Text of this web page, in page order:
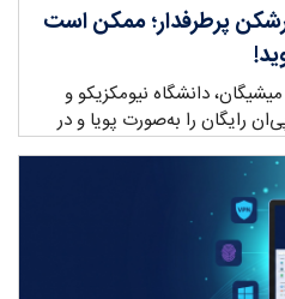
پرطرفدار؛ ممکن است
دانشگاه نیومکزیکو و
دهلی، ۲۸۱ وی‌پی‌ان رایگان را به‌صورت پویا و در